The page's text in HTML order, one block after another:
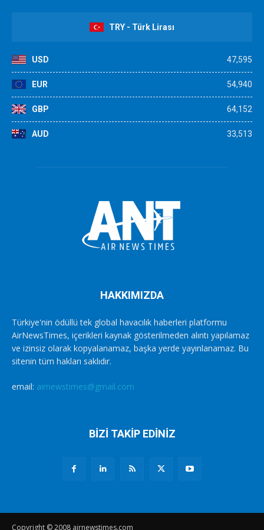
TRY - Türk Lirası
USD 47,595
EUR 54,940
GBP 64,152
AUD 33,513
HAKKIMIZDA
Türkiye'nin ödüllü tek global havacılık haberleri platformu
AirNewsTimes, içerikleri kaynak gösterilmeden alıntı yapılamaz
ve izinsiz olarak kopyalanamaz, başka yerde yayınlanamaz. Bu
sitenin tüm hakları saklıdır.
email: airnewstimes@gmail.com
BİZİ TAKİP EDİNİZ
Copyright © 2008 airnewstimes.com